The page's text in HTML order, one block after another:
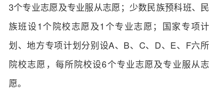
3个专业志愿及专业服从志愿；少数民族预科班、民
族班设1个院校志愿及1个专业志愿；国家专项计
划、地方专项计划分别设A、B、C、D、E、F六所
院校志愿，每所院校设6个专业志愿及专业服从志
愿。